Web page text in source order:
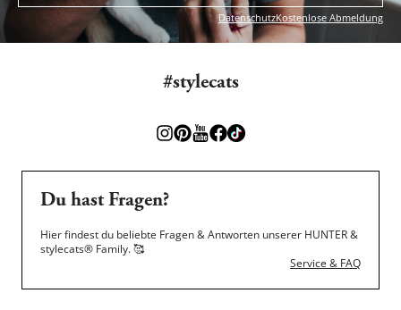
DatenschutzKostenlose Abmeldung
#stylecats
Du hast Fragen?
Hier findest du beliebte Fragen & Antworten unserer HUNTER &
stylecats® Family.🥰
Service & FAQ